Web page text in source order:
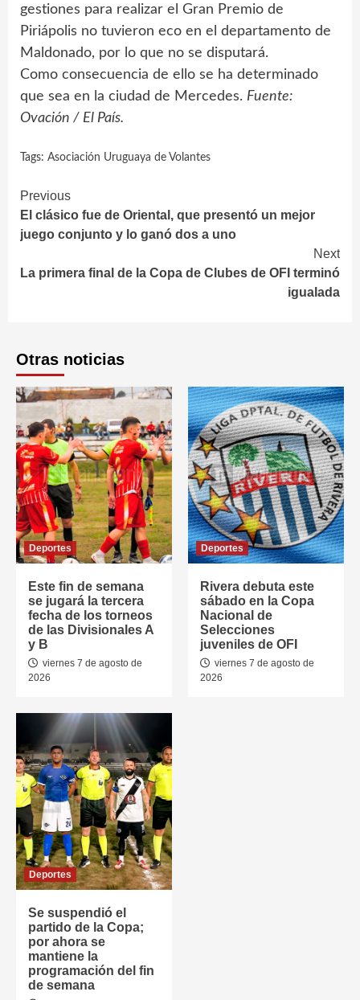
gestiones para realizar el Gran Premio de
Piriápolis no tuvieron eco en el departamento de
Maldonado, por lo que no se disputará.
Como consecuencia de ello se ha determinado
que sea en la ciudad de Mercedes. Fuente:
Ovación / El País.
Tags: Asociación Uruguaya de Volantes
Continue
Reading
Previous
El clásico fue de Oriental, que presentó un mejor
juego conjunto y lo ganó dos a uno
Next
La primera final de la Copa de Clubes de OFI terminó
igualada
Otras noticias
Deportes
Este fin de semana
se jugará la tercera
fecha de los torneos
de las Divisionales A
y B
viernes 7 de agosto de
2026
Deportes
Rivera debuta este
sábado en la Copa
Nacional de
Selecciones
juveniles de OFI
viernes 7 de agosto de
2026
Deportes
Se suspendió el
partido de la Copa;
por ahora se
mantiene la
programación del fin
de semana